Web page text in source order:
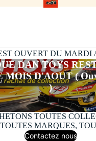
OUVERT DU MARDI
DAN TOYS
MOIS D'AOUT (
)
TOUTES
MARQUES,
Contactez nous